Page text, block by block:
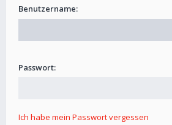
Benutzername:
Passwort:
Ich habe mein Passwort vergessen